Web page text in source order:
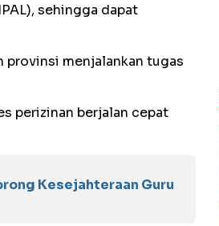
sehingga dapat
provinsi menjalankan tugas
perizinan berjalan cepat
Kesejahteraan Guru